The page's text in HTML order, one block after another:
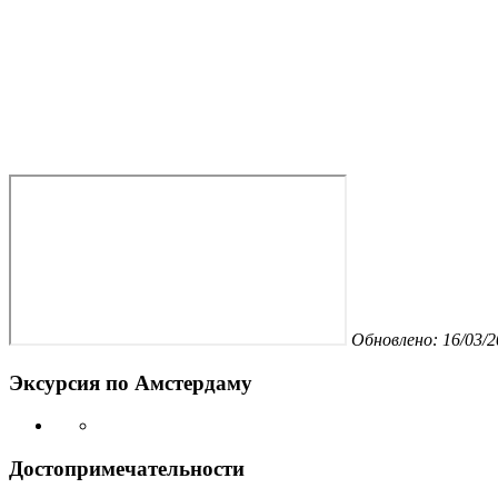
Обновлено: 16/03/
Эксурсия по Амстердаму
Достопримечательности